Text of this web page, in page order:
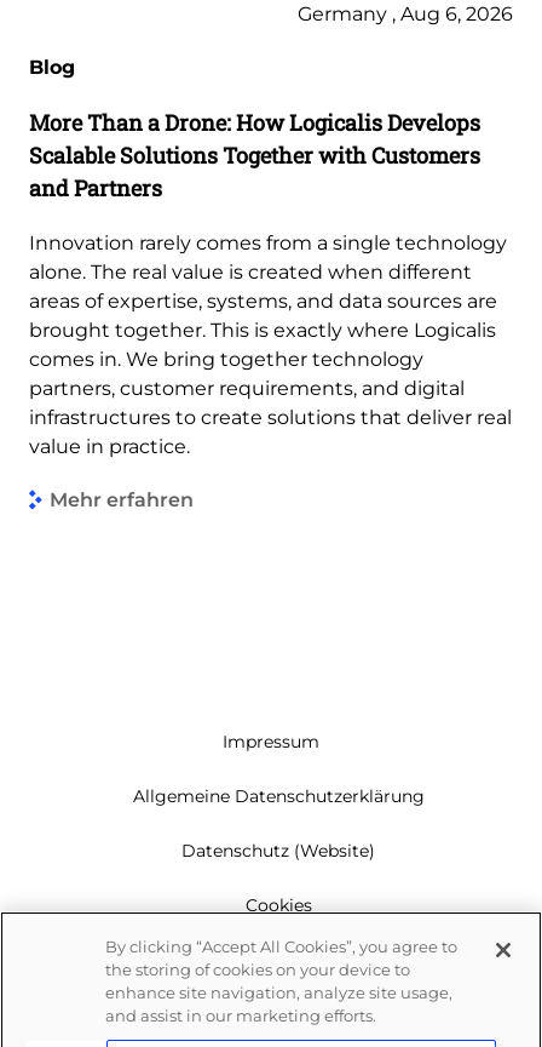
Germany , Aug 6, 2026
Blog
More Than a Drone: How Logicalis Develops
Scalable Solutions Together with Customers
and Partners
Innovation rarely comes from a single technology
alone. The real value is created when different
areas of expertise, systems, and data sources are
brought together. This is exactly where Logicalis
comes in. We bring together technology
partners, customer requirements, and digital
infrastructures to create solutions that deliver real
value in practice.
Mehr erfahren
Impressum
Allgemeine Datenschutzerklärung
Datenschutz (Website)
Cookies
Garantie
Newsletter
By clicking “Accept All Cookies”, you agree to
the storing of cookies on your device to
enhance site navigation, analyze site usage,
and assist in our marketing efforts.